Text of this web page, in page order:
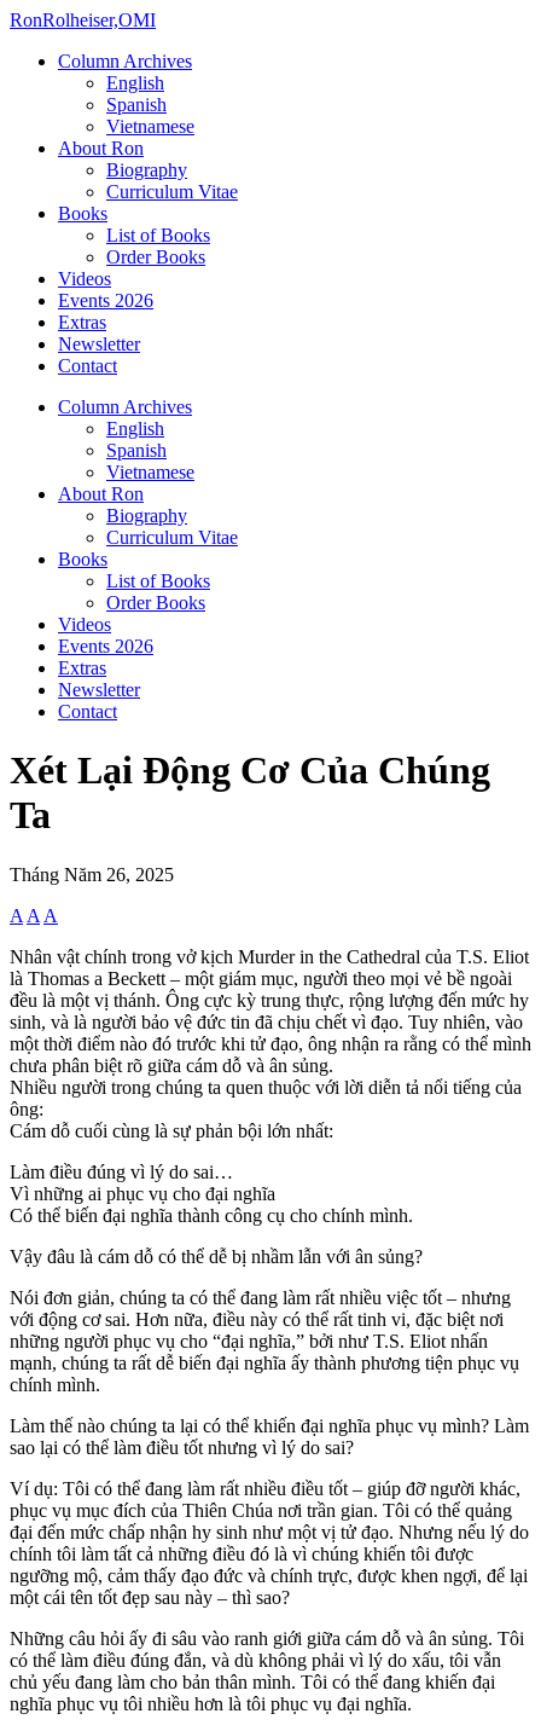
RonRolheiser,OMI
Column Archives
English
Spanish
Vietnamese
About Ron
Biography
Curriculum Vitae
Books
List of Books
Order Books
Videos
Events 2026
Extras
Newsletter
Contact
Column Archives
English
Spanish
Vietnamese
About Ron
Biography
Curriculum Vitae
Books
List of Books
Order Books
Videos
Events 2026
Extras
Newsletter
Contact
Xét Lại Động Cơ Của Chúng
Ta
Tháng Năm 26, 2025
A A A
Nhân vật chính trong vở kịch Murder in the Cathedral của T.S. Eliot
là Thomas a Beckett – một giám mục, người theo mọi vẻ bề ngoài
đều là một vị thánh. Ông cực kỳ trung thực, rộng lượng đến mức hy
sinh, và là người bảo vệ đức tin đã chịu chết vì đạo. Tuy nhiên, vào
một thời điểm nào đó trước khi tử đạo, ông nhận ra rằng có thể mình
chưa phân biệt rõ giữa cám dỗ và ân sủng.
Nhiều người trong chúng ta quen thuộc với lời diễn tả nổi tiếng của
ông:
Cám dỗ cuối cùng là sự phản bội lớn nhất:
Làm điều đúng vì lý do sai…
Vì những ai phục vụ cho đại nghĩa
Có thể biến đại nghĩa thành công cụ cho chính mình.
Vậy đâu là cám dỗ có thể dễ bị nhầm lẫn với ân sủng?
Nói đơn giản, chúng ta có thể đang làm rất nhiều việc tốt – nhưng
với động cơ sai. Hơn nữa, điều này có thể rất tinh vi, đặc biệt nơi
những người phục vụ cho “đại nghĩa,” bởi như T.S. Eliot nhấn
mạnh, chúng ta rất dễ biến đại nghĩa ấy thành phương tiện phục vụ
chính mình.
Làm thế nào chúng ta lại có thể khiến đại nghĩa phục vụ mình? Làm
sao lại có thể làm điều tốt nhưng vì lý do sai?
Ví dụ: Tôi có thể đang làm rất nhiều điều tốt – giúp đỡ người khác,
phục vụ mục đích của Thiên Chúa nơi trần gian. Tôi có thể quảng
đại đến mức chấp nhận hy sinh như một vị tử đạo. Nhưng nếu lý do
chính tôi làm tất cả những điều đó là vì chúng khiến tôi được
ngưỡng mộ, cảm thấy đạo đức và chính trực, được khen ngợi, để lại
một cái tên tốt đẹp sau này – thì sao?
Những câu hỏi ấy đi sâu vào ranh giới giữa cám dỗ và ân sủng. Tôi
có thể làm điều đúng đắn, và dù không phải vì lý do xấu, tôi vẫn
chủ yếu đang làm cho bản thân mình. Tôi có thể đang khiến đại
nghĩa phục vụ tôi nhiều hơn là tôi phục vụ đại nghĩa.